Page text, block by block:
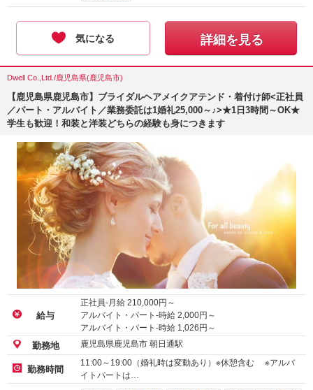
気になる 詳細を見る
Dwell Co.,Ltd./鹿児島県(鹿児島市)
【鹿児島県鹿児島市】ブライダルヘアメイクアテンド・着付け師<正社員
／パート・アルバイト／業務委託は1婚礼25,000～♪>★1日3時間～OK★
学生も歓迎！和装と洋装どちらの経験も身につきます
給与
正社員-月給 210,000円～
アルバイト・パート-時給 2,000円～
アルバイト・パート-時給 1,026 円～
勤務地 鹿児島県鹿児島市 朝日通駅
勤務時間
11:00～19:00（婚礼時は変動あり）※休憩含む ※アルバ
イトパートは…